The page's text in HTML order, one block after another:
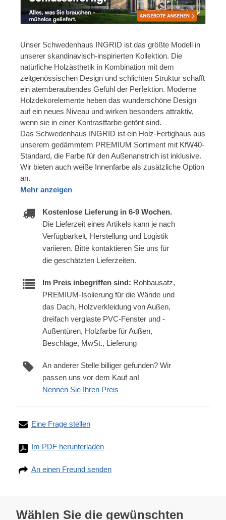
Unser Schwedenhaus INGRID ist das größte Modell in
unserer skandinavisch-inspirierten Kollektion. Die
natürliche Holzästhetik in Kombination mit dem
zeitgenössischen Design und schlichten Struktur schafft
ein atemberaubendes Gefühl der Perfektion. Moderne
Holzdekorelemente heben das wunderschöne Design
auf ein neues Niveau und wirken besonders attraktiv,
wenn sie in einer Kontrastfarbe getönt sind.
Das Schwedenhaus INGRID ist ein Holz-Fertighaus aus
unserem gedämmtem PREMIUM Sortiment mit KfW40-
Standard, die Farbe für den Außenanstrich ist inklusive.
Wir bieten auch weiße Innenfarbe als zusätzliche Option
an.
Mehr anzeigen
Kostenlose Lieferung in 6-9 Wochen.
Die Lieferzeit eines Artikels kann je nach
Verfügbarkeit, Herstellung und Logistik
variieren. Bitte kontaktieren Sie uns für
die geschätzten Lieferzeiten.
Im Preis inbegriffen sind: Rohbausatz,
PREMIUM-Isolierung für die Wände und
das Dach, Holzverkleidung von Außen,
dreifach verglaste PVC-Fenster und -
Außentüren, Holzfarbe für Außen,
Beschläge, MwSt., Lieferung
An anderer Stelle billiger gefunden? Wir
passen uns vor dem Kauf an!
Nennen Sie Ihren Preis
Eine Frage stellen
Im PDF herunterladen
An einen Freund senden
Wählen Sie die gewünschten